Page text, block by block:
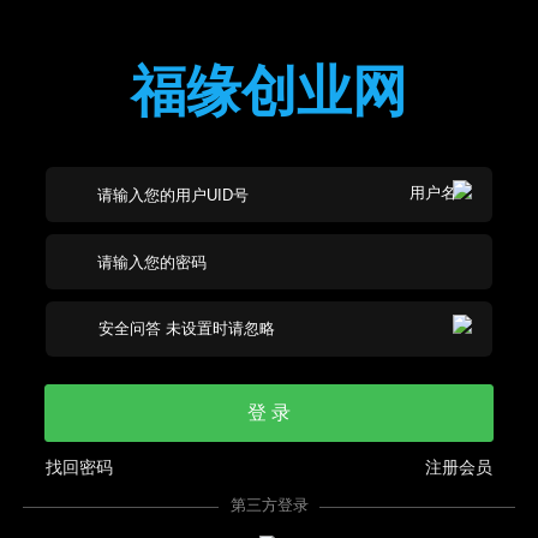
福缘创业网
登 录
注册会员
找回密码
第三方登录